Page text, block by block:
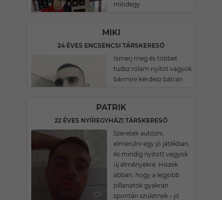
mindegy
MIKI
24 ÉVES ENCSENCSI TÁRSKERESŐ
Ismerj meg és többet
tudsz rólam nyitot vagyok
bármire kérdezz bátran
PATRIK
22 ÉVES NYÍREGYHÁZI TÁRSKERESŐ
Szeretek autózni,
elmerülni egy jó játékban,
és mindig nyitott vagyok
új élményekre. Hiszek
abban, hogy a legjobb
pillanatok gyakran
spontán születnek – jó